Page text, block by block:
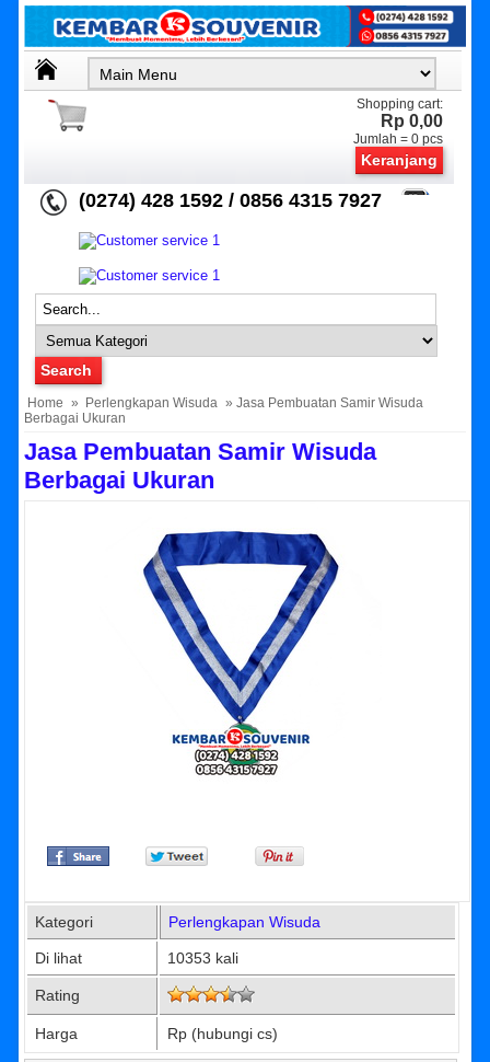
Shopping cart:
Rp 0,00
Jumlah =0 pcs
Keranjang
(0274) 428 1592 / 0856 4315 7927
Home » Perlengkapan Wisuda » Jasa Pembuatan Samir Wisuda
Berbagai Ukuran
Jasa Pembuatan Samir Wisuda
Berbagai Ukuran
Kategori Perlengkapan Wisuda
Di lihat 10353 kali
Rating
Harga Rp (hubungi cs)